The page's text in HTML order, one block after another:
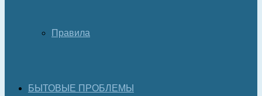
Правила
БЫТОВЫЕ ПРОБЛЕМЫ